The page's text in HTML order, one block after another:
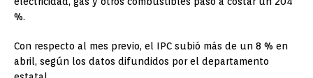
%.
Con respecto al mes previo, el IPC subió más de un 8 % en
abril, según los datos difundidos por el departamento